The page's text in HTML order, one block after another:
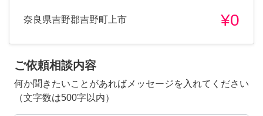
奈良県吉野郡吉野町上市 ¥0
ご依頼相談内容
何か聞きたいことがあればメッセージを入れてください
（文字数は500字以内）